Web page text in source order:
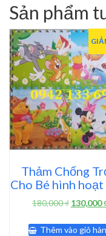
Sản phẩm
Thảm Chống
Cho Bé hình
180,000₫ Giá
là:
130,000
Thêm vào giỏ